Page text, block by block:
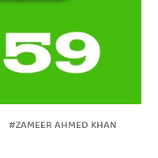
ZAMEER AHMED KHAN